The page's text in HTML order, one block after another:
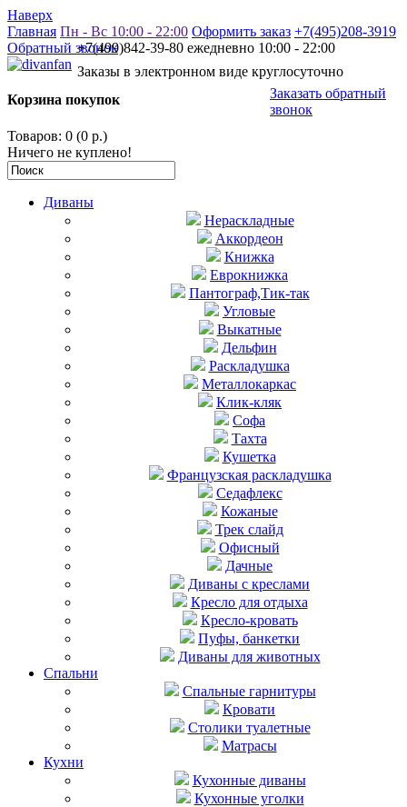
Наверх
Заказать обратный
звонок
+7(499)842-39-80 ежедневно 10:00 - 22:00
Заказы в электронном виде круглосуточно
Главная Пн - Вс 10:00 - 22:00 Оформить заказ +7(495)208-3919
Обратный звонок
Корзина покупок
Товаров: 0 (0 р.)
Ничего не куплено!
Диваны
Нераскладные
Аккордеон
Книжка
Еврокнижка
Пантограф,Тик-так
Угловые
Выкатные
Дельфин
Раскладушка
Металлокаркас
Клик-кляк
Софа
Тахта
Кушетка
Французская раскладушка
Седафлекс
Кожаные
Трек слайд
Офисный
Дачные
Диваны с креслами
Кресло для отдыха
Кресло-кровать
Пуфы, банкетки
Диваны для животных
Спальни
Cпальные гарнитуры
Кровати
Столики туалетные
Матрасы
Кухни
Кухонные диваны
Кухонные уголки